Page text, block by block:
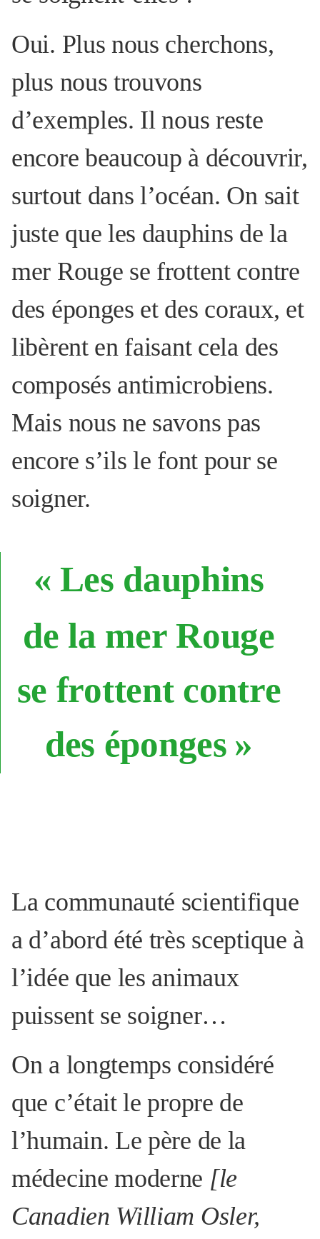
Oui. Plus nous cherchons,
plus nous trouvons
d’exemples. Il nous reste
encore beaucoup à découvrir,
surtout dans l’océan. On sait
juste que les dauphins de la
mer Rouge se frottent contre
des éponges et des coraux, et
libèrent en faisant cela des
composés antimicrobiens.
Mais nous ne savons pas
encore s’ils le font pour se
soigner.
« Les dauphins
de la mer Rouge
se frottent contre
des éponges »
La communauté scientifique
a d’abord été très sceptique à
l’idée que les animaux
puissent se soigner…
On a longtemps considéré
que c’était le propre de
l’humain. Le père de la
médecine moderne [le
Canadien William Osler,